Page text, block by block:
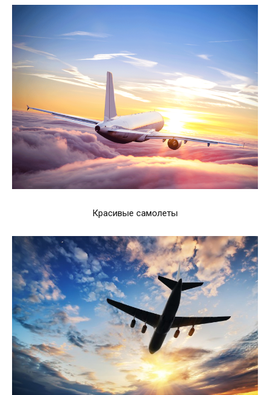
Красивые самолеты